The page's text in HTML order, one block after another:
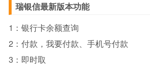
瑞银信最新版本功能
1：银行卡余额查询
2：付款，我要付款、手机号付款
3：即时取